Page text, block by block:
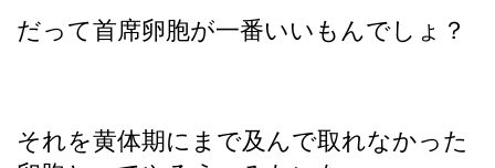
だって首席卵胞が一番いいもんでしょ？
それを黄体期にまで及んで取れなかった